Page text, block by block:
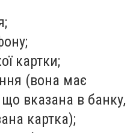
картки;
(вона має
що вказана в банку,
картка);